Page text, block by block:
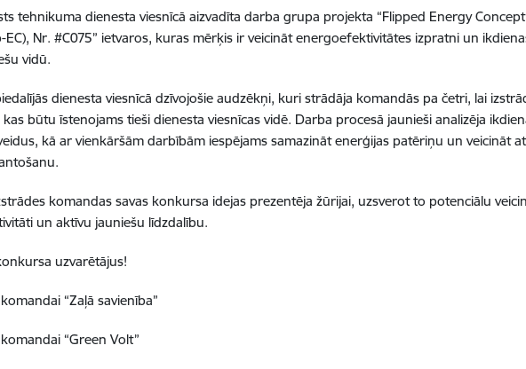
tehnikuma dienesta viesnīcā aizvadīta darba grupa projekta “Flipped Energy
EC), Nr. #C075” ietvaros, kuras mērķis ir veicināt energoefektivitātes izpratni un
vidū.
dienesta viesnīcā dzīvojošie audzēkņi, kuri strādāja komandās pa četri, lai
būtu īstenojams tieši dienesta viesnīcas vidē. Darba procesā jaunieši analizēja
kā ar vienkāršām darbībām iespējams samazināt enerģijas patēriņu un veicināt
komandas savas konkursa idejas prezentēja žūrijai, uzsverot to potenciālu
un aktīvu jauniešu līdzdalību.
uzvarētājus!
“Zaļā savienība”
“Green Volt”